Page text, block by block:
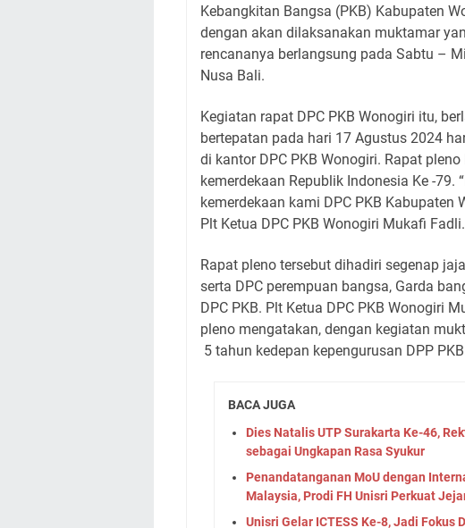
Kebangkitan Bangsa (PKB) Kabupaten
dengan akan dilaksanakan muktamar
rencananya berlangsung pada Sabtu –
Nusa Bali.
Kegiatan rapat DPC PKB Wonogiri itu,
bertepatan pada hari 17 Agustus 2024
di kantor DPC PKB Wonogiri. Rapat
kemerdekaan Republik Indonesia Ke -79.
kemerdekaan kami DPC PKB
Plt Ketua DPC PKB Wonogiri Mukafi Fadli.
Rapat pleno tersebut dihadiri segenap
serta DPC perempuan bangsa, Garda
DPC PKB. Plt Ketua DPC PKB Wonogiri
pleno mengatakan, dengan kegiatan
5 tahun kedepan kepengurusan DPP
BACA JUGA
Dies Natalis UTP Surakarta Ke-46,
sebagai Ungkapan Rasa Syukur
Penandatanganan MoU dengan
Malaysia, Prodi FH Unisri Perkuat
Unisri Gelar ICTESS Ke-8, Jadi Fokus